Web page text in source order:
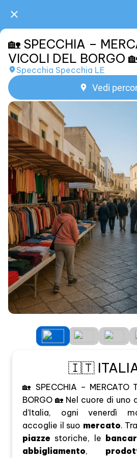
🏡 SPECCHIA –
VICOLI DEL BORGO
Specchia Specchia LE
Vedi
🇮🇹
🏡 SPECCHIA – MERCATO
BORGO 🏡 Nel cuore di uno
d’Italia, ogni venerdì
accoglie il suo mercato. Tra
piazze storiche, le
abbigliamento,